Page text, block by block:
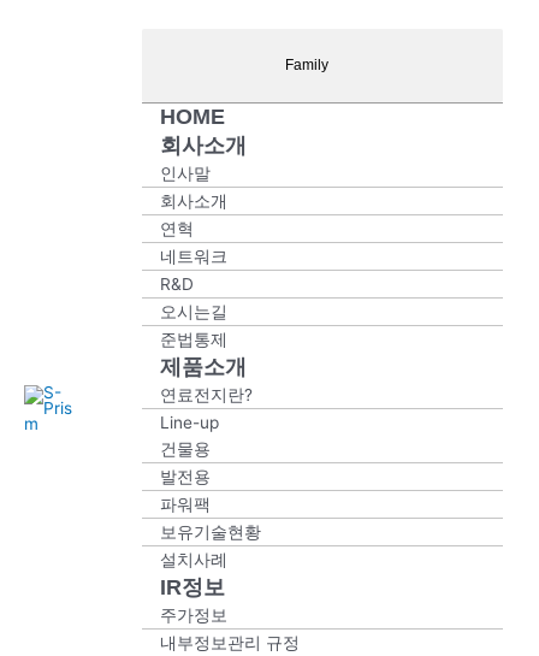
Family
HOME
회사소개
인사말
회사소개
연혁
네트워크
R&D
오시는길
준법통제
제품소개
연료전지란?
Line-up
건물용
발전용
파워팩
보유기술현황
설치사례
IR정보
주가정보
내부정보관리 규정